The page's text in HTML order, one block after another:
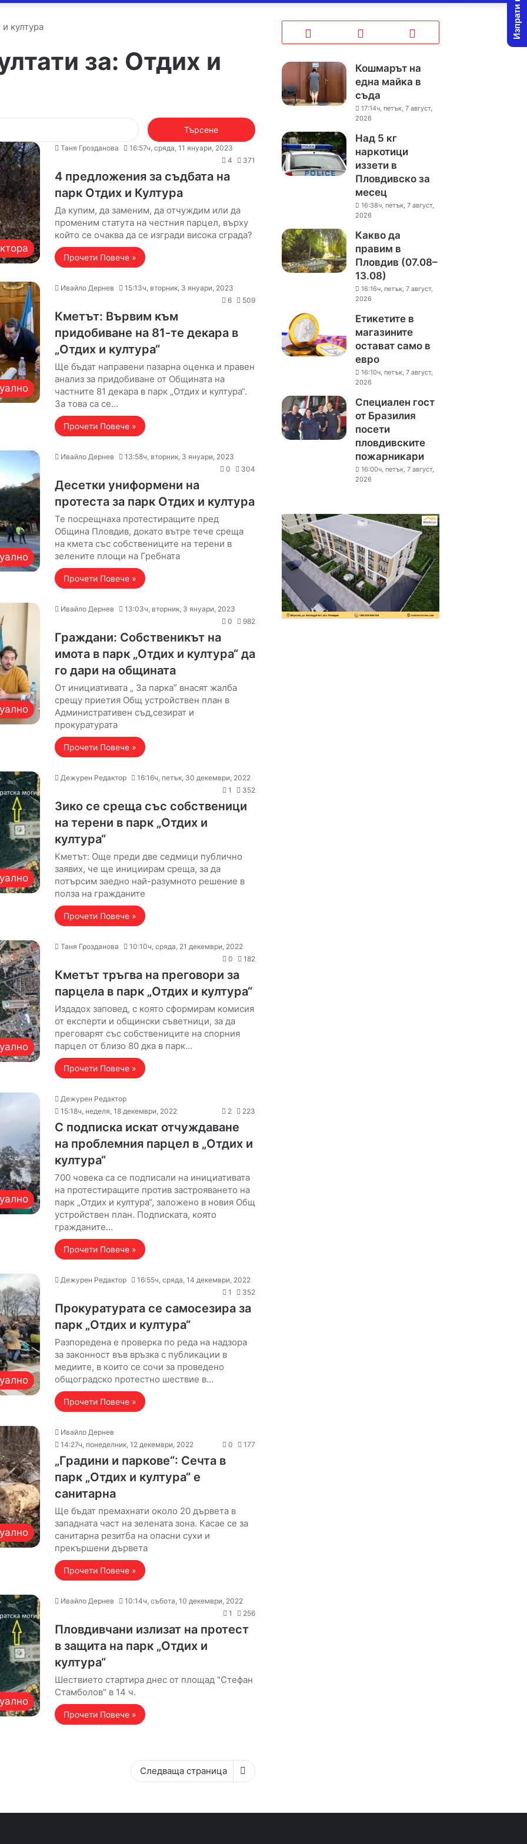
култура
за: Отдих и
Търсене
за:
Таня Грозданова
16:57ч, сряда, 11 януари, 2023
4
371
4 предложения за съдбата на
парк Отдих и Култура
Да купим, да заменим, да отчуждим или да
променим статута на честния парцел, върху
който се очаква да се изгради висока сграда?
Прочети Повече »
Ивайло Дернев
15:13ч, вторник, 3 януари, 2023
6
509
Кметът: Вървим към
придобиване на 81-те декара в
„Отдих и култура“
Ще бъдат направени пазарна оценка и правен
анализ за придобиване от Общината на
частните 81 декара в парк „Отдих и култура“.
За това са се…
Прочети Повече »
Ивайло Дернев
13:58ч, вторник, 3 януари, 2023
0
304
Десетки униформени на
протеста за парк Отдих и култура
Те посрещнаха протестиращите пред
Община Пловдив, докато вътре тече среща
на кмета със собствениците на терени в
зелените площи на Гребната
Прочети Повече »
Ивайло Дернев
13:03ч, вторник, 3 януари, 2023
0
982
Граждани: Собственикът на
имота в парк „Отдих и култура“ да
го дари на общината
От инициативата „ За парка” внасят жалба
срещу приетия Общ устройствен план в
Административен съд,сезират и
прокуратурата
Прочети Повече »
Дежурен Редактор
16:16ч, петък, 30 декември, 2022
1
352
Зико се среща със собственици
на терени в парк „Отдих и
култура“
Кметът: Още преди две седмици публично
заявих, че ще инициирам среща, за да
потърсим заедно най-разумното решение в
полза на гражданите
Прочети Повече »
Таня Грозданова
10:10ч, сряда, 21 декември, 2022
0
182
Кметът тръгва на преговори за
парцела в парк „Отдих и култура“
Издадох заповед, с която сформирам комисия
от експерти и общински съветници, за да
преговарят със собствениците на спорния
парцел от близо 80 дка в парк…
Прочети Повече »
Дежурен Редактор
15:18ч, неделя, 18 декември, 2022
2 223
С подписка искат отчуждаване
на проблемния парцел в „Отдих и
култура“
700 човека са се подписали на инициативата
на протестиращите против застрояването на
парк „Отдих и култура“, заложено в новия Общ
устройствен план. Подписката, която
гражданите…
Прочети Повече »
Дежурен Редактор
16:55ч, сряда, 14 декември, 2022
1
352
Прокуратурата се самосезира за
парк „Отдих и култура“
Разпоредена е проверка по реда на надзора
за законност във връзка с публикации в
медиите, в които се сочи за проведено
общоградско протестно шествие в…
Прочети Повече »
Ивайло Дернев
14:27ч, понеделник, 12 декември, 2022
0 177
„Градини и паркове“: Сечта в
парк „Отдих и култура“ е
санитарна
Ще бъдат премахнати около 20 дървета в
западната част на зелената зона. Касае се за
санитарна резитба на опасни сухи и
прекършени дървета
Прочети Повече »
Ивайло Дернев
10:14ч, събота, 10 декември, 2022
1
256
Пловдивчани излизат на протест
в защита на парк „Отдих и
култура“
Шествието стартира днес от площад "Стефан
Стамболов" в 14 ч.
Прочети Повече »
Следваща страница
Кошмарът на
една майка в
съда
17:14ч, петък, 7 август,
2026
Над 5 кг
наркотици
иззети в
Пловдивско за
месец
16:38ч, петък, 7 август,
2026
Какво да
правим в
Пловдив (07.08–
13.08)
16:16ч, петък, 7 август,
2026
Етикетите в
магазините
остават само в
евро
16:10ч, петък, 7 август,
2026
Специален гост
от Бразилия
посети
пловдивските
пожарникари
16:00ч, петък, 7 август,
2026